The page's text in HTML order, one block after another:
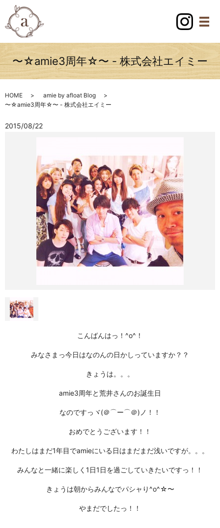
〜☆amie3周年☆〜 - 株式会社エイミー
HOME
amie by afloat Blog
〜☆amie3周年☆〜 - 株式会社エイミー
2015/08/22
こんばんはっ！^o^！
みなさまっ今日はなのんの日かしっていますか？？
きょうは。。。
amie3周年と荒井さんのお誕生日
なのですっヾ(＠⌒ー⌒＠)ノ！！
おめでとうございます！！
わたしはまだ1年目でamieにいる日はまだまだ浅いですが。。。
みんなと一緒に楽しく1日1日を過ごしていきたいですっ！！
きょうは朝からみんなでパシャり^o^☆〜
やまだでしたっ！！